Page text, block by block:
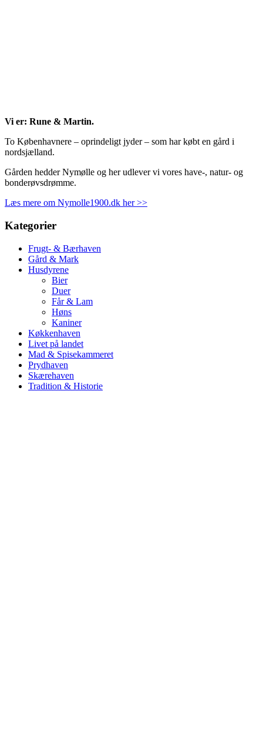
Vi er: Rune & Martin.
To Københavnere – oprindeligt jyder – som har købt en gård i
nordsjælland.
Gården hedder Nymølle og her udlever vi vores have-, natur- og
bonderøvsdrømme.
Læs mere om Nymolle1900.dk her >>
Kategorier
Frugt- & Bærhaven
Gård & Mark
Husdyrene
Bier
Duer
Får & Lam
Høns
Kaniner
Køkkenhaven
Livet på landet
Mad & Spisekammeret
Prydhaven
Skærehaven
Tradition & Historie